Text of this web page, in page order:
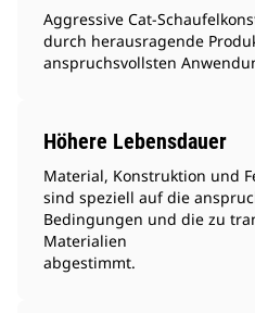
Aggressive Cat-
durch herausragende
anspruchsvollsten
Höhere Lebensdauer
Material, Konstruktion und
sind speziell auf die
Bedingungen und die zu
Materialien
abgestimmt.